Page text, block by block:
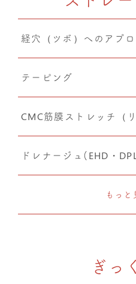
PIA(ピア)
産後矯正
自律神経調整
O脚矯正
経穴（ツボ）へのアプ
テーピング
CMC筋膜ストレッチ（リ
ドレナージュ(EHD・
もっと
ぎっ